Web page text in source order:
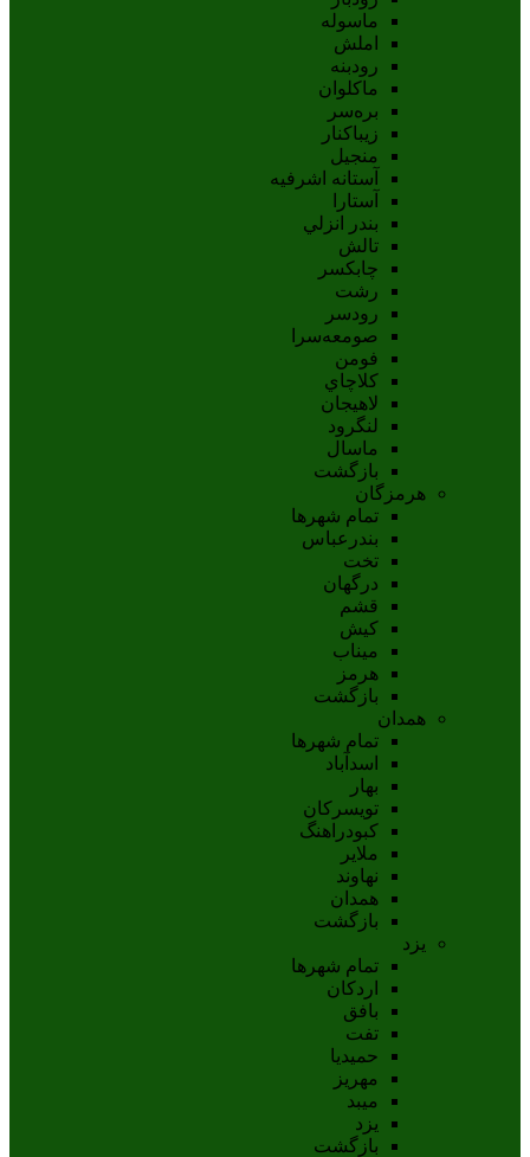
ماسوله
املش
رودبنه
ماکلوان
بره‌سر
زیباکنار
منجیل
آستانه اشرفيه
آستارا
بندر انزلي
تالش
چابکسر
رشت
رودسر
صومعه‌سرا
فومن
کلاچاي
لاهيجان
لنگرود
ماسال
بازگشت
هرمزگان
تمام شهر‌ها
بندرعباس
تخت
درگهان
قشم
کيش
ميناب
هرمز
بازگشت
همدان
تمام شهر‌ها
اسدآباد
بهار
تويسرکان
کبودراهنگ
ملاير
نهاوند
همدان
بازگشت
یزد
تمام شهر‌ها
اردکان
بافق
تفت
حميديا
مهریز
ميبد
يزد
بازگشت